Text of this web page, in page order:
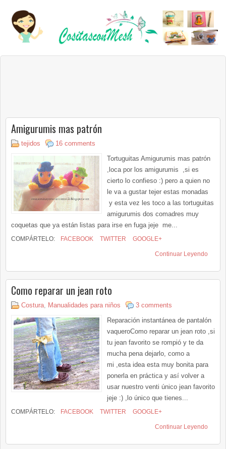
Amigurumis mas patrón
tejidos
16 comments
Tortuguitas Amigurumis mas patrón
,loca por los amigurumis ,si es
cierto lo confieso :) pero a quien no
le va a gustar tejer estas monadas
y esta vez les toco a las tortuguitas
amigurumis dos comadres muy
coquetas que ya están listas para irse en fuga jeje me...
COMPÁRTELO: FACEBOOK TWITTER GOOGLE+
Continuar Leyendo
Como reparar un jean roto
Costura Manualidades para niños
3 comments
Reparación instantánea de pantalón
vaqueroComo reparar un jean roto ,si
tu jean favorito se rompió y te da
mucha pena dejarlo, como a
mi ,esta idea esta muy bonita para
ponerla en práctica y así volver a
usar nuestro venti único jean favorito
jeje :) ,lo único que tienes...
COMPÁRTELO: FACEBOOK TWITTER GOOGLE+
Continuar Leyendo